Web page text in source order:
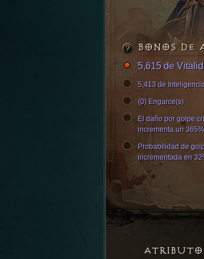
BONOS DE
5,615 de
5,413 de
(0) Engarce(s)
El daño por golpe
incrementa un 365%
Probabilidad de
incrementada en